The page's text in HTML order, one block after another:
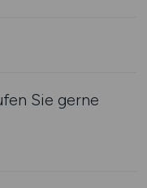
Sie gerne